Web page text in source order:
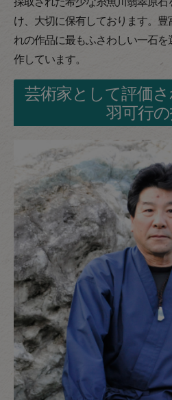
け、大切に保有しております。
れの作品に最もふさわしい一石
作しています。
芸術家として評価
羽可行